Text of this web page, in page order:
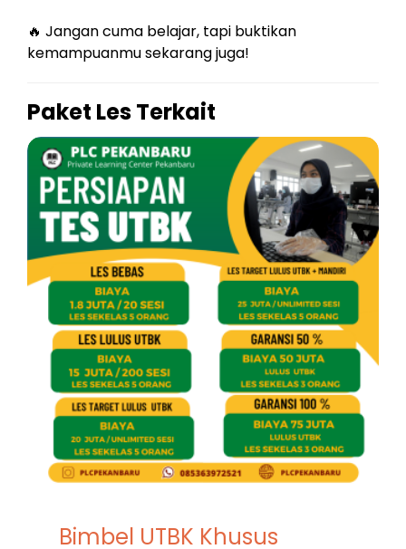
🔥 Jangan cuma belajar, tapi buktikan
kemampuanmu sekarang juga!
Paket Les Terkait
Bimbel UTBK Khusus